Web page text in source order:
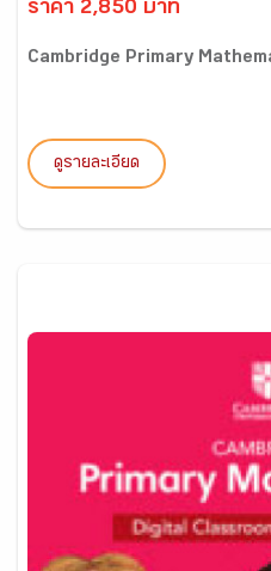
ราคา 2,850 บาท
Cambridge Primary
ดูรายละเอียด